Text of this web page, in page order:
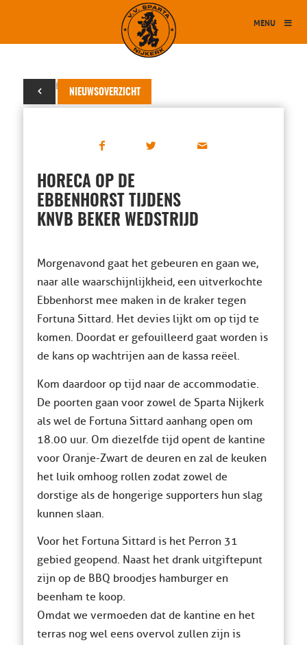
MENU
NIEUWSOVERZICHT
31 oktober 2023
HORECA OP DE
EBBENHORST TIJDENS
KNVB BEKER WEDSTRIJD
Morgenavond gaat het gebeuren en gaan we,
naar alle waarschijnlijkheid, een uitverkochte
Ebbenhorst mee maken in de kraker tegen
Fortuna Sittard. Het devies lijkt om op tijd te
komen. Doordat er gefouilleerd gaat worden is
de kans op wachtrijen aan de kassa reëel.
Kom daardoor op tijd naar de accommodatie.
De poorten gaan voor zowel de Sparta Nijkerk
als wel de Fortuna Sittard aanhang open om
18.00 uur. Om diezelfde tijd opent de kantine
voor Oranje-Zwart de deuren en zal de keuken
het luik omhoog rollen zodat zowel de
dorstige als de hongerige supporters hun slag
kunnen slaan.
Voor het Fortuna Sittard is het Perron 31
gebied geopend. Naast het drank uitgiftepunt
zijn op de BBQ broodjes hamburger en
beenham te koop.
Omdat we vermoeden dat de kantine en het
terras nog wel eens overvol zullen zijn is